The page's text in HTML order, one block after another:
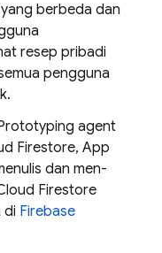
berbeda dan
resep pribadi
pengguna
agent
Firestore, App
dan men-
Firestore
di Firebase